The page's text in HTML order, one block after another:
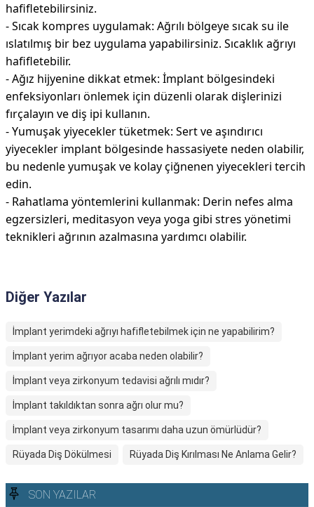
hafifletebilirsiniz.
- Sıcak kompres uygulamak: Ağrılı bölgeye sıcak su ile
ıslatılmış bir bez uygulama yapabilirsiniz. Sıcaklık ağrıyı
hafifletebilir.
- Ağız hijyenine dikkat etmek: İmplant bölgesindeki
enfeksiyonları önlemek için düzenli olarak dişlerinizi
fırçalayın ve diş ipi kullanın.
- Yumuşak yiyecekler tüketmek: Sert ve aşındırıcı
yiyecekler implant bölgesinde hassasiyete neden olabilir,
bu nedenle yumuşak ve kolay çiğnenen yiyecekleri tercih
edin.
- Rahatlama yöntemlerini kullanmak: Derin nefes alma
egzersizleri, meditasyon veya yoga gibi stres yönetimi
teknikleri ağrının azalmasına yardımcı olabilir.
Diğer Yazılar
İmplant yerimdeki ağrıyı hafifletebilmek için ne yapabilirim?
İmplant yerim ağrıyor acaba neden olabilir?
İmplant veya zirkonyum tedavisi ağrılı mıdır?
İmplant takıldıktan sonra ağrı olur mu?
İmplant veya zirkonyum tasarımı daha uzun ömürlüdür?
Rüyada Diş Dökülmesi Rüyada Diş Kırılması Ne Anlama Gelir?
SON YAZILAR